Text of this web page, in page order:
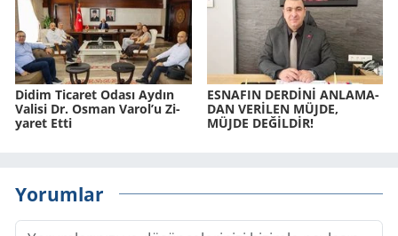
Didim Ti­ca­ret Odası Aydın
Va­li­si Dr. Osman Varol’u Zi­
ya­ret Etti
ES­NA­FIN DERDİNİ AN­LA­MA­
DAN VERİLEN MÜJDE,
MÜJDE DEĞİLDİR!
Yorumlar